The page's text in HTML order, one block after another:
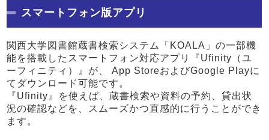
スマートフォン版アプリ
関西大学図書館蔵書検索システム「KOALA」の一部機
能を搭載したスマートフォン対応アプリ『Ufinity（ユ
ーフィニティ）』が、 App StoreおよびGoogle Playに
てダウンロード可能です。
『Ufinity』を使えば、蔵書検索や資料の予約、貸出状
況の確認などを、スムーズかつ直感的に行うことができ
ます。